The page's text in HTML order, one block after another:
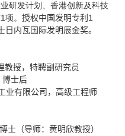
研发计划、香港创新及科技
。 授权中国发明专利1
内瓦国际发明展金奖。
教授，特聘副研究员
博士后
业有限公司，高级工程师
士（导师：黄明欣教授）